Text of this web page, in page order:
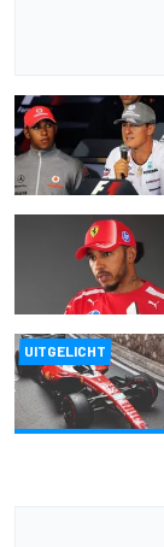
UITGELICHT